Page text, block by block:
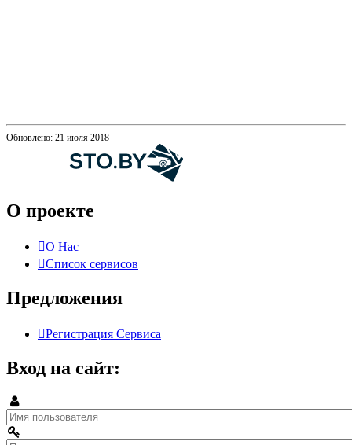
Обновлено: 21 июля 2018
О проекте
О Нас
Список сервисов
Предложения
Регистрация Сервиса
Вход на сайт: